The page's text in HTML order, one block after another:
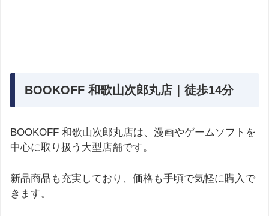
BOOKOFF 和歌山次郎丸店｜徒歩14分
BOOKOFF 和歌山次郎丸店は、漫画やゲームソフトを
中心に取り扱う大型店舗です。
新品商品も充実しており、価格も手頃で気軽に購入で
きます。